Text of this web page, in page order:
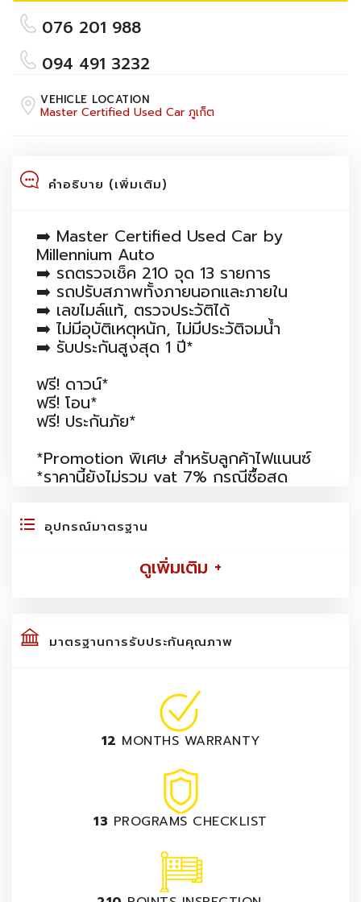
คำอธิบาย (เพิ่มเติม)
➡️ Master Certified Used Car by
Millennium Auto
➡️ รถตรวจเช็ค 210 จุด 13 รายการ
➡️ รถปรับสภาพทั้งภายนอกและภายใน
➡️ เลขไมล์แท้, ตรวจประวัติได้
➡️ ไม่มีอุบัติเหตุหนัก, ไม่มีประวัติจมน้ำ
➡️ รับประกันสูงสุด 1 ปี*
ฟรี! ดาวน์*
ฟรี! โอน*
ฟรี! ประกันภัย*
*Promotion พิเศษ สำหรับลูกค้าไฟแนนซ์
*ราคานี้ยังไม่รวม vat 7% กรณีซื้อสด
อุปกรณ์มาตรฐาน
ดูเพิ่มเติม +
มาตรฐานการรับประกันคุณภาพ
12 MONTHS WARRANTY
13 PROGRAMS CHECKLIST
076 201 988
094 491 3232
VEHICLE LOCATION
Master Certified Used Car ภูเก็ต